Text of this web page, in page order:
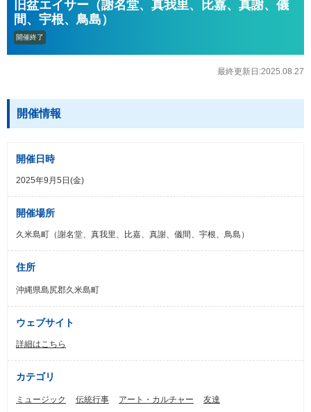
旧盆エイサー（謝名堂、真我里、比嘉、真謝、儀
間、宇根、鳥島）
開催終了
最終更新日:2025.08.27
開催情報
開催日時
2025年9月5日(金)
開催場所
久米島町（謝名堂、真我里、比嘉、真謝、儀間、宇根、鳥島）
住所
沖縄県島尻郡久米島町
ウェブサイト
詳細はこちら
カテゴリ
ミュージック 伝統行事 アート・カルチャー 友達